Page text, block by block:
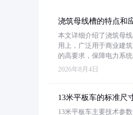
浇筑母线槽的特点和
本文详细介绍了浇筑母
用上，广泛用于商业建
的高要求，保障电力系统
2026年8月4日
13米平板车的标准尺
13米平板车主要技术参